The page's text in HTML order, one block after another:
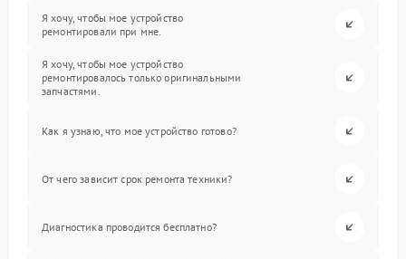
Я хочу, чтобы мое устройство
ремонтировали при мне.
Я хочу, чтобы мое устройство
ремонтировалось только оригинальными
запчастями.
Как я узнаю, что мое устройство готово?
От чего зависит срок ремонта техники?
Диагностика проводится бесплатно?